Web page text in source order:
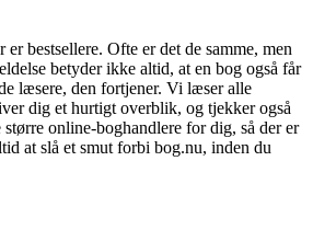
bestsellere. Ofte er det de samme, men
betyder ikke altid, at en bog også får
læsere, den fortjener. Vi læser alle
dig et hurtigt overblik, og tjekker også
online-boghandlere for dig, så der er
at slå et smut forbi bog.nu, inden du